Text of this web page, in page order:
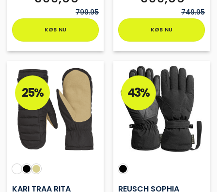
KØB NU
flere
varianter.
Mulighederne
kan
vælges
på
varesiden
799.95
KØB NU
har
flere
varianter.
Mulighederne
kan
vælges
på
varesiden
749.95
25%
KARI TRAA RITA
43%
REUSCH SOPHIA